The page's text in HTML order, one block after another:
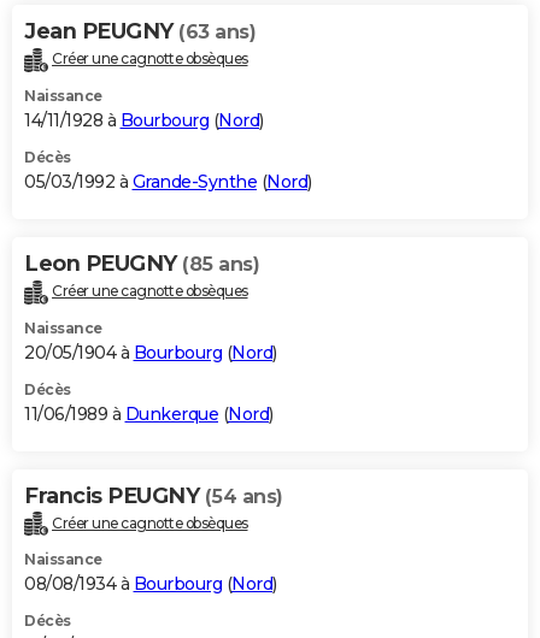
Jean PEUGNY (63 ans)
Créer une cagnotte obsèques
Naissance
14/11/1928 à Bourbourg (Nord)
Décès
05/03/1992 à Grande-Synthe (Nord)
Leon PEUGNY (85 ans)
Créer une cagnotte obsèques
Naissance
20/05/1904 à Bourbourg (Nord)
Décès
11/06/1989 à Dunkerque (Nord)
Francis PEUGNY (54 ans)
Créer une cagnotte obsèques
Naissance
08/08/1934 à Bourbourg (Nord)
Décès